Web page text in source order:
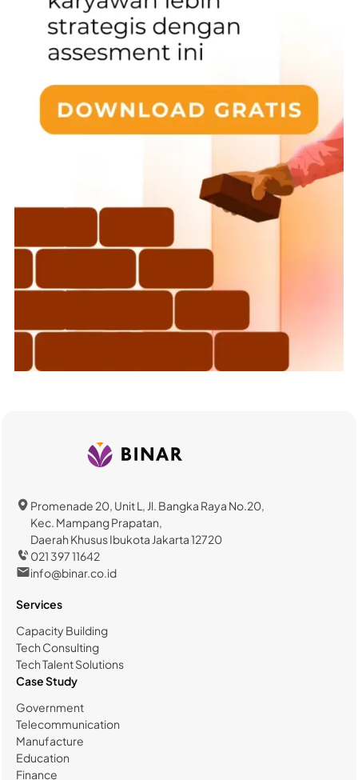
Promenade 20, Unit L, Jl. Bangka Raya No.20,
Kec. Mampang Prapatan,
Daerah Khusus Ibukota Jakarta 12720
021 397 11642
info@binar.co.id
Services
Capacity Building
Tech Consulting
Tech Talent Solutions
Case Study
Government
Telecommunication
Manufacture
Education
Finance